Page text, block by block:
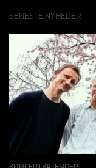
SENESTE NYHEDER